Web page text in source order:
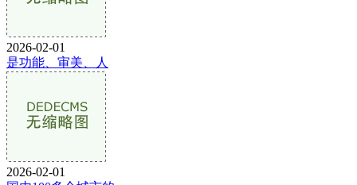
2026-02-01
是功能、审美、人
2026-02-01